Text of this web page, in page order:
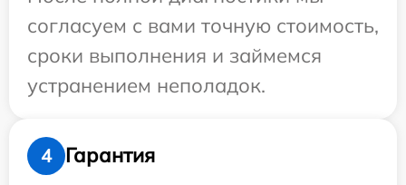
согласуем с вами точную стоимость,
сроки выполнения и займемся
устранением неполадок.
4
Гарантия